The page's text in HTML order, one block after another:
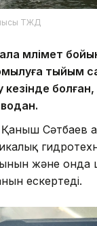
ТЖД
мәлімет
тыйым
кезінде
Сәтбаев
және онда
ескертеді.